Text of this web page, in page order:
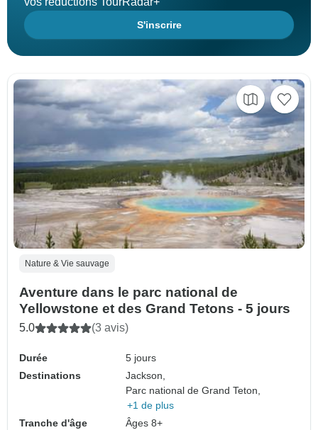
S'inscrire
Nature & Vie sauvage
Aventure dans le parc national de
Yellowstone et des Grand Tetons - 5 jours
5.0 (3 avis)
Durée
5 jours
Destinations
Jackson,
Parc national de Grand Teton,
+1 de plus
Tranche d'âge
Âges 8+